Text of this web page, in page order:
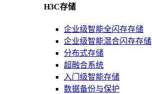
H3C存储
企业级智能全闪存存储
企业级智能混合闪存存储
分布式存储
超融合系统
入门级智能存储
数据备份与保护